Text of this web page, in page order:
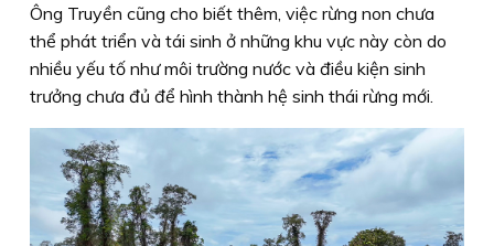
Ông Truyền cũng cho biết thêm, việc rừng non chưa
thể phát triển và tái sinh ở những khu vực này còn do
nhiều yếu tố như môi trường nước và điều kiện sinh
trưởng chưa đủ để hình thành hệ sinh thái rừng mới.